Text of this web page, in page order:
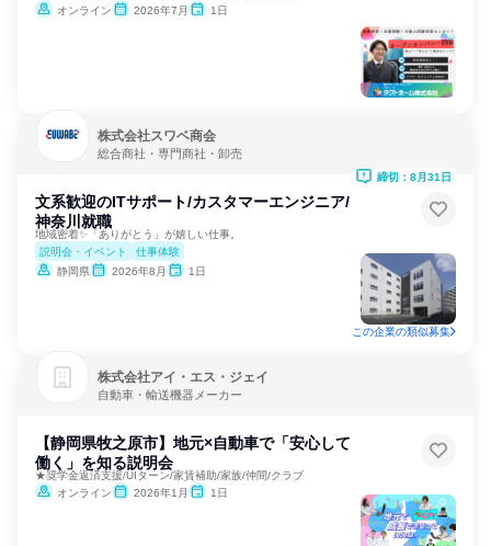
オンライン
2026年7月 1日
株式会社スワベ商会
総合商社・専門商社・卸売
文系歓迎のITサポート/カスタマーエンジニア/
神奈川就職
地域密着✨「ありがとう」が嬉しい仕事。
説明会・イベント
仕事体験
静岡県
2026年8月 1日
締切：8月31日
この企業の類似募集
株式会社アイ・エス・ジェイ
自動車・輸送機器メーカー
【静岡県牧之原市】地元×自動車で「安心して
働く」を知る説明会
★奨学金返済支援/UIターン/家賃補助/家族/仲間/クラブ
オンライン
2026年1月 1日